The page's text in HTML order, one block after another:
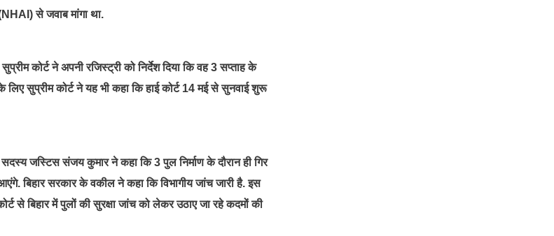
से जवाब मांगा था.
कोर्ट ने अपनी रजिस्ट्री को निर्देश दिया कि वह 3 सप्ताह के
सुप्रीम कोर्ट ने यह भी कहा कि हाई कोर्ट 14 मई से सुनवाई शुरू
जस्टिस संजय कुमार ने कहा कि 3 पुल निर्माण के दौरान ही गिर
बिहार सरकार के वकील ने कहा कि विभागीय जांच जारी है. इस
से बिहार में पुलों की सुरक्षा जांच को लेकर उठाए जा रहे कदमों की